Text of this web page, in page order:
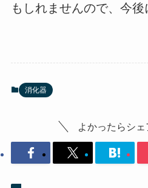
もしれませんので、今後
消化器
よかったらシェ